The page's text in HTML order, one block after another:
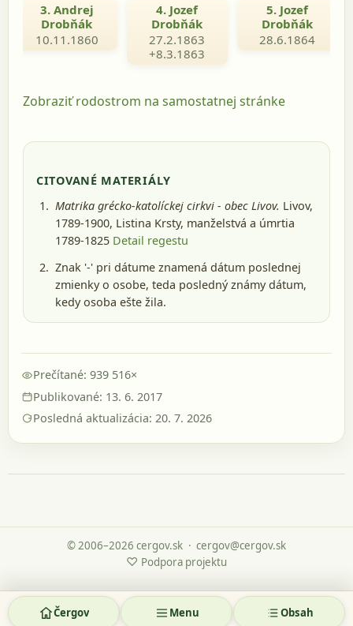
3. Andrej
Drobňák
10.11.1860
4. Jozef
Drobňák
27.2.1863
+8.3.1863
5. Jozef
Drobňák
28.6.1864
Zobraziť rodostrom na samostatnej stránke
CITOVANÉ MATERIÁLY
Matrika grécko-katolíckej cirkvi - obec Livov. Livov,
1789-1900, Listina Krsty, manželstvá a úmrtia
1789-1825 Detail regestu
Znak '-' pri dátume znamená dátum poslednej
zmienky o osobe, teda posledný známy dátum,
kedy osoba ešte žila.
Prečítané: 939 516×
Publikované: 13. 6. 2017
Posledná aktualizácia: 20. 7. 2026
© 2006–2026 cergov.sk
♡ Podpora projektu
· cergov@cergov.sk
Čergov Menu Obsah